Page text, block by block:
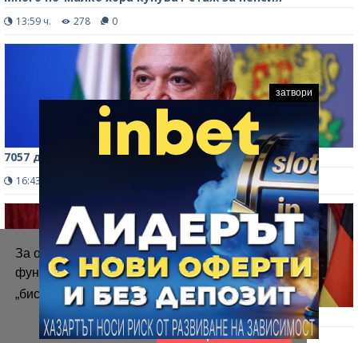
За осигуряване на правилното
функциониране на уебсайта ние използваме
„бисквитки“.
Повече информация
Приемам
13:59 ч. 278 0
7057 души вземат пенсия и заплата в МВР
16:43 ч.
Русия загуби инициативата във войната
затвори